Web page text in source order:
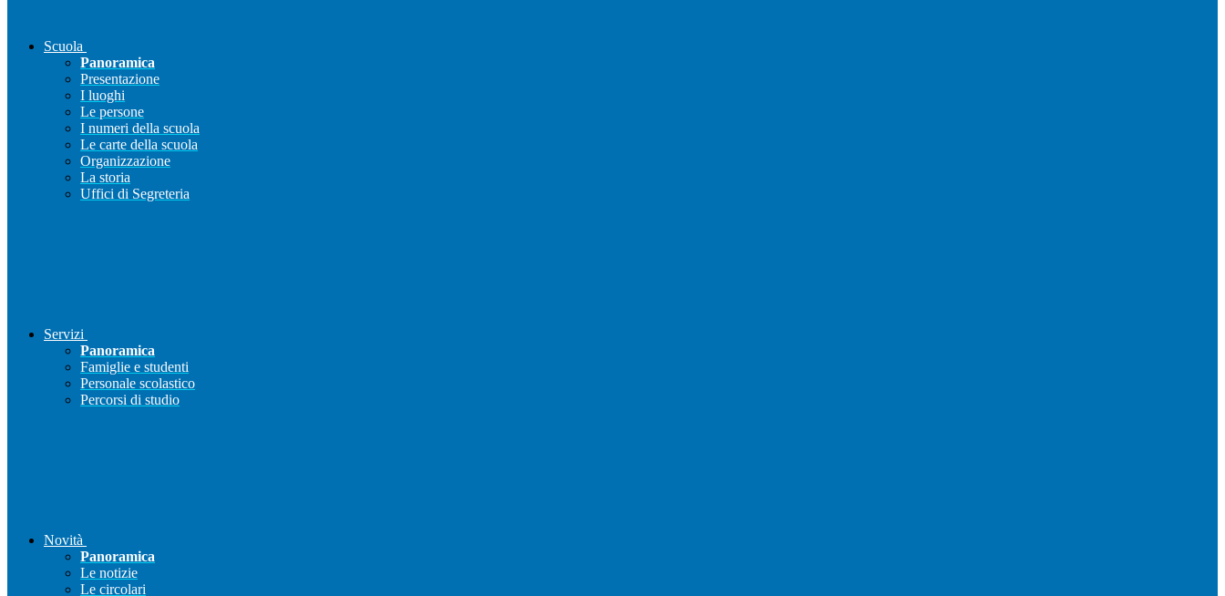
Scuola
Panoramica
Presentazione
I luoghi
Le persone
I numeri della scuola
Le carte della scuola
Organizzazione
La storia
Uffici di Segreteria
Servizi
Panoramica
Famiglie e studenti
Personale scolastico
Percorsi di studio
Novità
Panoramica
Le notizie
Le circolari